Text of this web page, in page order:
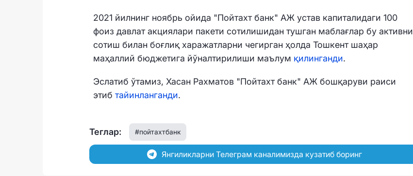
2021 йилнинг ноябрь ойида "Пойтахт банк" АЖ устав капиталидаги 100
фоиз давлат акциялари пакети сотилишидан тушган маблағлар бу активни
сотиш билан боғлиқ харажатларни чегирган ҳолда Тошкент шаҳар
маҳаллий бюджетига йўналтирилиши маълум қилинганди.
Эслатиб ўтамиз, Хасан Рахматов "Пойтахт банк" АЖ бошқаруви раиси
этиб тайинланганди.
Теглар: #пойтахтбанк
Янгиликларни Телеграм каналимизда кузатиб боринг